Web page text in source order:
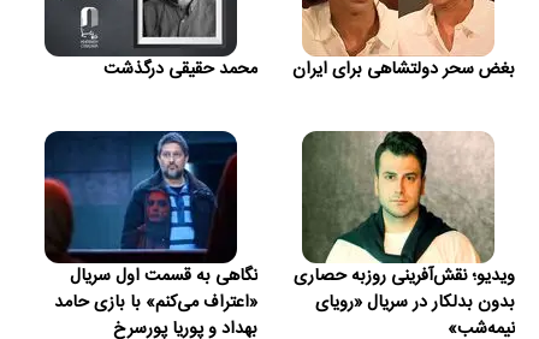
بغض سحر دولتشاهی برای ایران محمد حقیقی درگذشت
ویدیو؛ نقش‌آفرینی روزبه حصاری
بدون بدلکار در سریال «رویای
نیمه‌شب»
نگاهی به قسمت اول سریال
«اعتراف می‌کنم» با بازی حامد
بهداد و پوریا پورسرخ